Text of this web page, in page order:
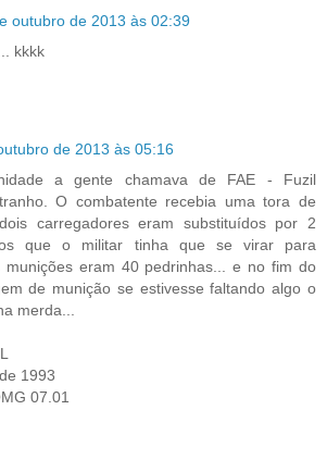
outubro de 2013 às 02:39
kkkk
de 2013 às 05:16
a gente chamava de FAE - Fuzil
O combatente recebia uma tora de
carregadores eram substituídos por 2
que o militar tinha que se virar para
eram 40 pedrinhas... e no fim do
de munição se estivesse faltando algo o
merda...
1993
07.01